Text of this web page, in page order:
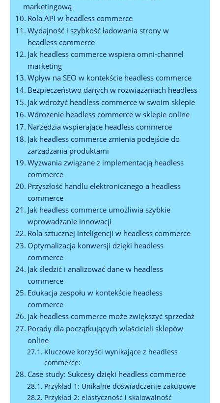
marketingową
Rola API w headless⁢ commerce
Wydajność⁢ i szybkość ładowania ‌strony w ​
headless commerce
Jak headless commerce ​wspiera omni-channel
marketing
Wpływ na ‌SEO w kontekście headless ‍commerce
Bezpieczeństwo danych w rozwiązaniach headless
Jak wdrożyć headless ⁤commerce w swoim sklepie
Wdrożenie ⁤headless commerce w sklepie online
Narzędzia ‍wspierające headless commerce
Jak headless ⁢commerce zmienia podejście do
zarządzania produktami
Wyzwania związane z implementacją headless
commerce
Przyszłość handlu ‍elektronicznego a headless
commerce
Jak headless commerce umożliwia szybkie
wprowadzanie innowacji
Rola sztucznej inteligencji ⁣w ⁤headless commerce
Optymalizacja konwersji ‌dzięki‍ headless
⁢commerce
Jak śledzić‍ i analizować dane w headless
commerce
Edukacja zespołu w kontekście‌ headless
commerce
jak headless commerce może zwiększyć sprzedaż
Porady dla początkujących‌ właścicieli sklepów
online
Kluczowe korzyści wynikające z headless
commerce:
Case study: Sukcesy dzięki headless commerce
Przykład 1: Unikalne doświadczenie zakupowe
Przykład 2:‍ elastyczność i skalowalność